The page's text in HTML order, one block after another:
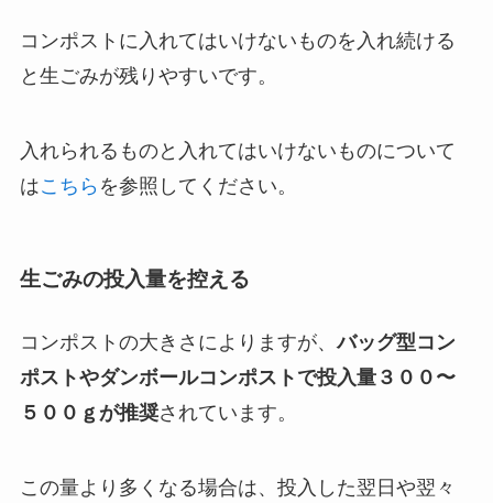
コンポストに入れてはいけないものを入れ続ける
と生ごみが残りやすいです。
入れられるものと入れてはいけないものについて
はこちら を参照してください。
生ごみの投入量を控える
コンポストの大きさによりますが、バッグ型コン
ポストやダンボールコンポストで投入量３００〜
５００ｇが推奨されています。
この量より多くなる場合は、投入した翌日や翌々